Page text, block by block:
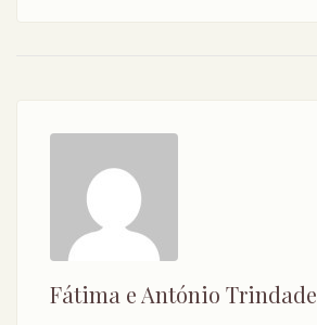
Fátima e António Trindade